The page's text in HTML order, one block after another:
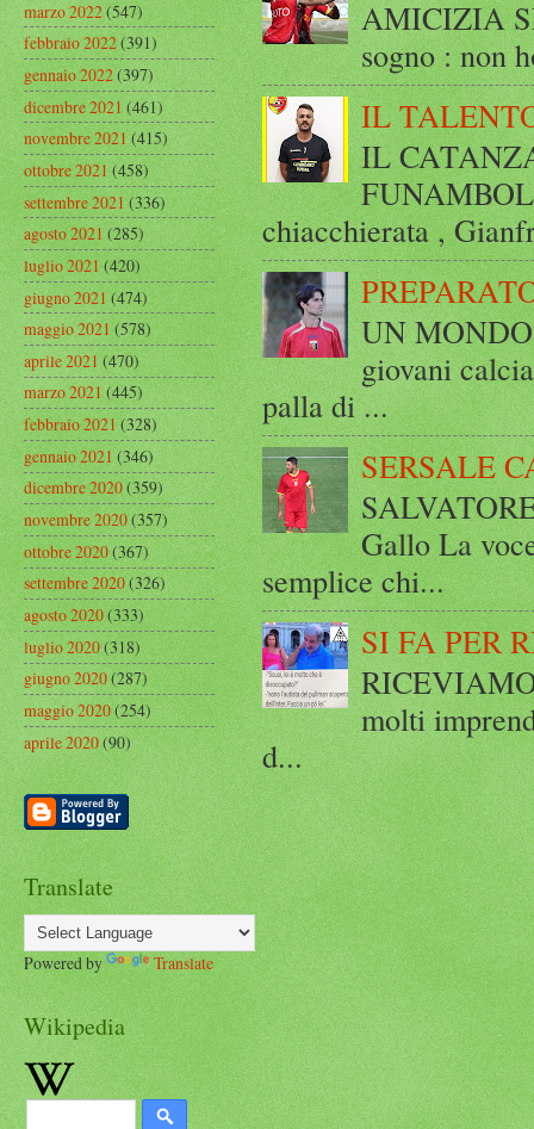
AMICIZIA
sogno : non
IL
IL
chiacchierata ,
UN
giovani
palla di ...
SERSALE
Gallo La
semplice chi...
SI FA PER
molti
d...
marzo 2022(547)
febbraio 2022(391)
gennaio 2022(397)
dicembre 2021(461)
novembre 2021(415)
ottobre 2021(458)
settembre 2021(336)
agosto 2021(285)
luglio 2021(420)
giugno 2021(474)
maggio 2021(578)
aprile 2021(470)
marzo 2021(445)
febbraio 2021(328)
gennaio 2021(346)
dicembre 2020(359)
novembre 2020(357)
ottobre 2020(367)
settembre 2020(326)
agosto 2020(333)
luglio 2020(318)
giugno 2020(287)
maggio 2020(254)
aprile 2020(90)
Translate
Powered by Translate
Wikipedia